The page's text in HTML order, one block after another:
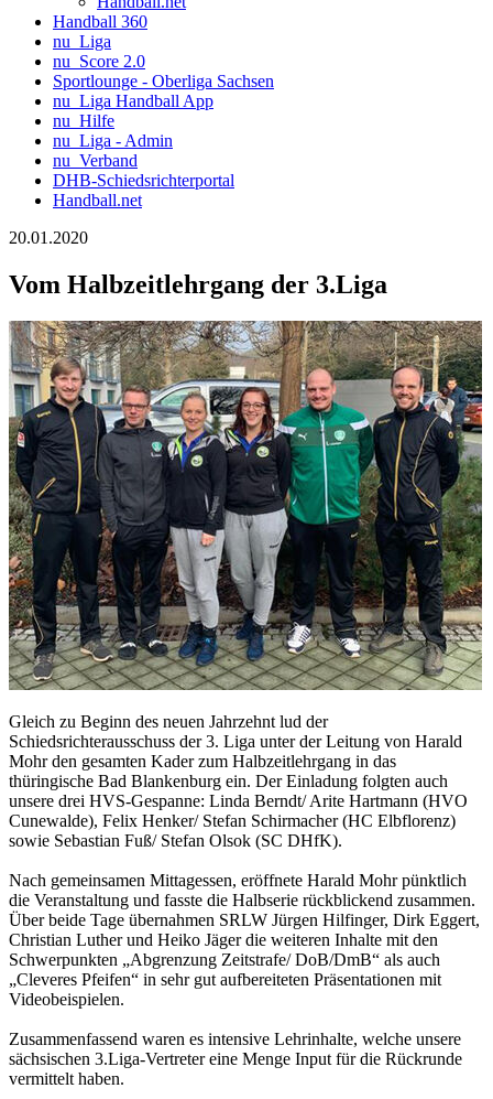
Handball 360
nu_Liga
nu_Score 2.0
Sportlounge - Oberliga Sachsen
nu_Liga Handball App
nu_Hilfe
nu_Liga - Admin
nu_Verband
DHB-Schiedsrichterportal
Handball.net
20.01.2020
Vom Halbzeitlehrgang der 3.Liga
Gleich zu Beginn des neuen Jahrzehnt lud der
Schiedsrichterausschuss der 3. Liga unter der Leitung von Harald
Mohr den gesamten Kader zum Halbzeitlehrgang in das
thüringische Bad Blankenburg ein. Der Einladung folgten auch
unsere drei HVS-Gespanne: Linda Berndt/ Arite Hartmann (HVO
Cunewalde), Felix Henker/ Stefan Schirmacher (HC Elbflorenz)
sowie Sebastian Fuß/ Stefan Olsok (SC DHfK).
Nach gemeinsamen Mittagessen, eröffnete Harald Mohr pünktlich
die Veranstaltung und fasste die Halbserie rückblickend zusammen.
Über beide Tage übernahmen SRLW Jürgen Hilfinger, Dirk Eggert,
Christian Luther und Heiko Jäger die weiteren Inhalte mit den
Schwerpunkten „Abgrenzung Zeitstrafe/ DoB/DmB“ als auch
„Cleveres Pfeifen“ in sehr gut aufbereiteten Präsentationen mit
Videobeispielen.
Zusammenfassend waren es intensive Lehrinhalte, welche unsere
sächsischen 3.Liga-Vertreter eine Menge Input für die Rückrunde
vermittelt haben.